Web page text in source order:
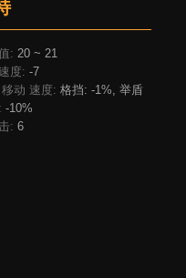
: 20 ~ 21
度: -7
动 速度: 格挡: -1%, 举盾
-10%
: 6